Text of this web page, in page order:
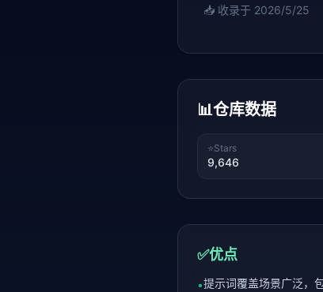
📥 收录于 2026/5/25
📊仓库数据
⭐Stars
9,646
✅优点
•提示词覆盖场景广泛，